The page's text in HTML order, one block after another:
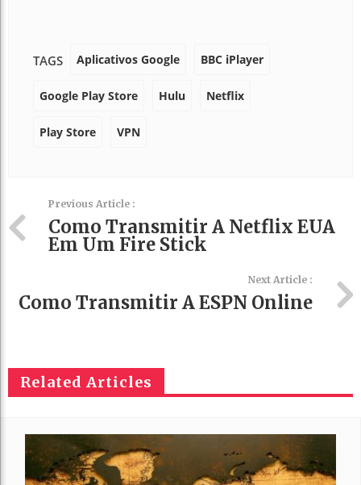
TAGS Aplicativos Google BBC iPlayer
Google Play Store Hulu Netflix
Play Store VPN
Previous Article :
Como Transmitir A Netflix EUA
Em Um Fire Stick
Next Article :
Como Transmitir A ESPN Online
Related Articles